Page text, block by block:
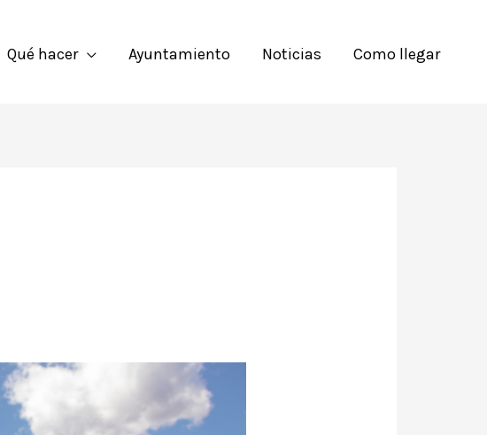
Qué hacer Ayuntamiento Noticias Como llegar